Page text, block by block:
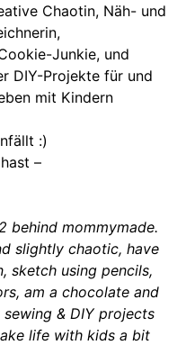
Chaotin, Näh- und
Junkie, und
DIY-Projekte für und
mit Kindern
:)
–
behind mommymade.
slightly chaotic, have
sketch using pencils,
am a chocolate and
& DIY projects
life with kids a bit